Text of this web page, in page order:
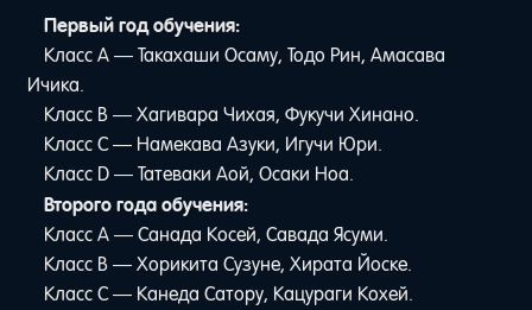
Первый год обучения:
Класс A — Такахаши Осаму, Тодо Рин, Амасава
Ичика.
Класс B — Хагивара Чихая, Фукучи Хинано.
Класс C — Намекава Азуки, Игучи Юри.
Класс D — Татеваки Аой, Осаки Ноа.
Второго года обучения:
Класс A — Санада Косей, Савада Ясуми.
Класс B — Хорикита Сузуне, Хирата Йоске.
Класс C — Канеда Сатору, Кацураги Кохей.